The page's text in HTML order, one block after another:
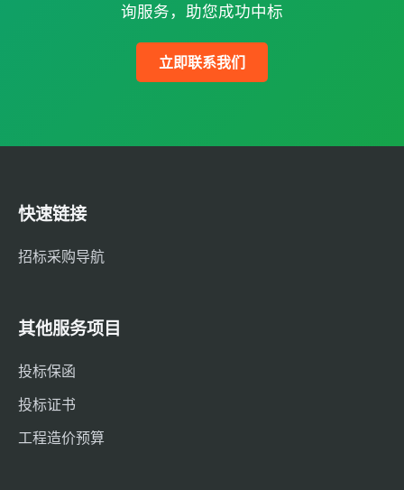
询服务，助您成功中标
立即联系我们
快速链接
招标采购导航
其他服务项目
投标保函
投标证书
工程造价预算